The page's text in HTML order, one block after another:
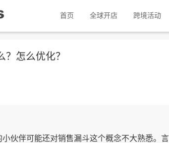
首页 全球开店 跨境活动
？怎么优化？
小伙伴可能还对销售漏斗这个概念不大熟悉。